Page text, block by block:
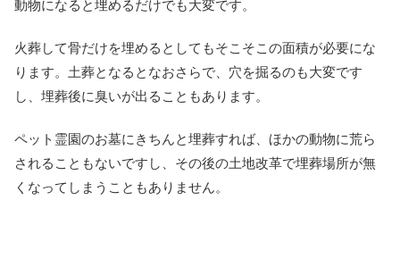
動物になると埋めるだけでも大変です。
火葬して骨だけを埋めるとしてもそこそこの面積が必要にな
ります。土葬となるとなおさらで、穴を掘るのも大変です
し、埋葬後に臭いが出ることもあります。
ペット霊園のお墓にきちんと埋葬すれば、ほかの動物に荒ら
されることもないですし、その後の土地改革で埋葬場所が無
くなってしまうこともありません。